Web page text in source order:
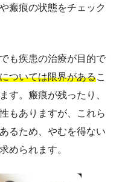
瘢痕の状態をチェック
も疾患の治療が目的で
ついては限界があるこ
す。瘢痕が残ったり、
もありますが、これら
るため、やむを得ない
められます。